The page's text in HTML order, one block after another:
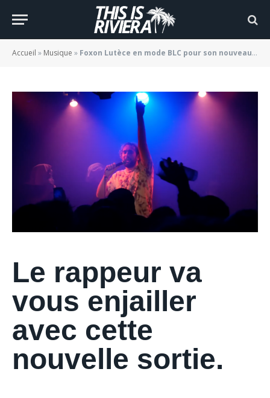
Accueil » Musique » Foxon Lutèce en mode BLC pour son nouveau clip « J’m’en fous de tout »
« J’m’en fous de tout »
BY JADE MORGANE BLOGGER 09/08/2022
Le rappeur va
vous enjailler
avec cette
nouvelle sortie.